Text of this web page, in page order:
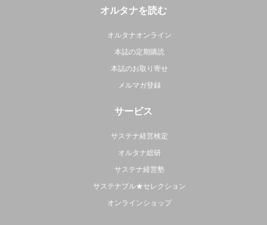
オルタナを読む
オルタナオンライン
本誌の定期購読
本誌のお取り寄せ
メルマガ登録
サービス
サステナ経営検定
オルタナ総研
サステナ経営塾
サステナブル★セレクション
オンラインショップ